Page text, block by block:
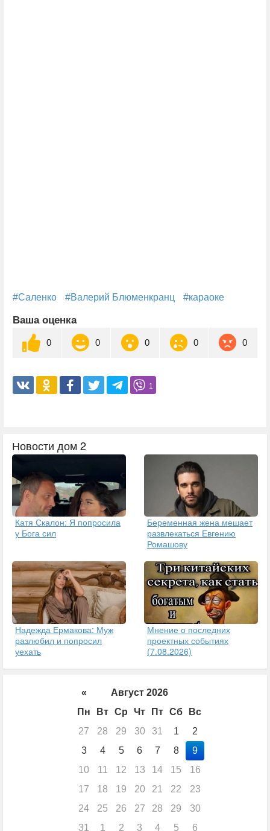
#Саленко #Валерий Блюменкранц #караоке
Ваша оценка
0 0 0 0 0
1
Новости дом 2
Катя Скалон: Я попросила
у Бога сил
Беременная жена мешает
развлекаться Евгению
Ромашову
Надежда Ермакова: Муж
разлюбил и попросил
уехать
Мнение о последних
проектных событиях
(7.08.2026)
«
Август 2026
Пн
Вт Ср Чт Пт Сб
Вс
27
28 29 30 31 1
2
3
4 5 6 7 8
9
10
11 12 13 14 15
16
17
18 19 20 21 22
23
24
25 26 27 28 29
30
31
1 2 3 4 5 6